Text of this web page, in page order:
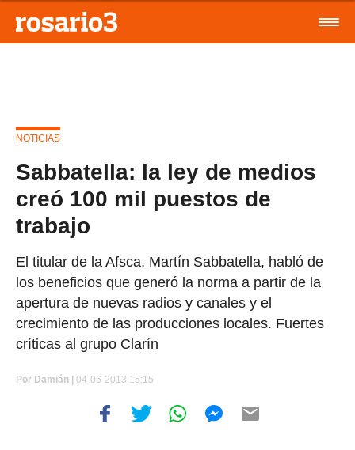
NOTICIAS
Sabbatella: la ley de medios
creó 100 mil puestos de
trabajo
El titular de la Afsca, Martín Sabbatella, habló de
los beneficios que generó la norma a partir de la
apertura de nuevas radios y canales y el
crecimiento de las producciones locales. Fuertes
críticas al grupo Clarín
Por Damián | 04-06-2013 15:15